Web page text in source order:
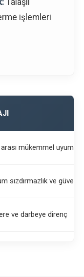
Talaşlı
işlemleri
mükemmel uyum
sızdırmazlık ve güvenlik
ve darbeye direnç